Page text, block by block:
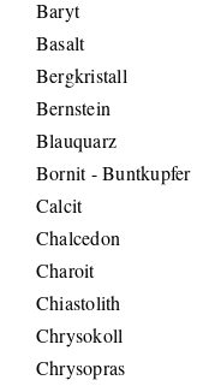
Baryt
Basalt
Bergkristall
Bernstein
Blauquarz
Bornit - Buntkupfer
Calcit
Chalcedon
Charoit
Chiastolith
Chrysokoll
Chrysopras